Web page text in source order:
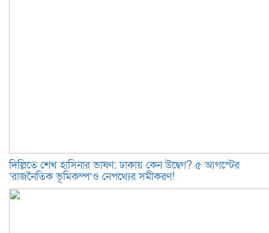
দিল্লিতে শেখ হাসিনার ভাষণ: ঢাকায় কেন উদ্বেগ? ৫ আগস্টের
‘রাজনৈতিক ভূমিকম্প’ও নেপথ্যের সমীকরণ!